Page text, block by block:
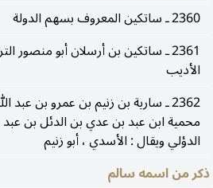
2360 ـ ساتكين المعروف بسهم الدولة
2361 ـ ساتكين بن أرسلان أبو منصور
الأديب
2362 ـ سارية بن زنيم بن عمرو بن عبد
محمية ابن عبد بن عدي بن الدئل بن عبد
الدؤلي ويقال : الأسدي ، أبو زنيم
ذكر من اسمه سالم